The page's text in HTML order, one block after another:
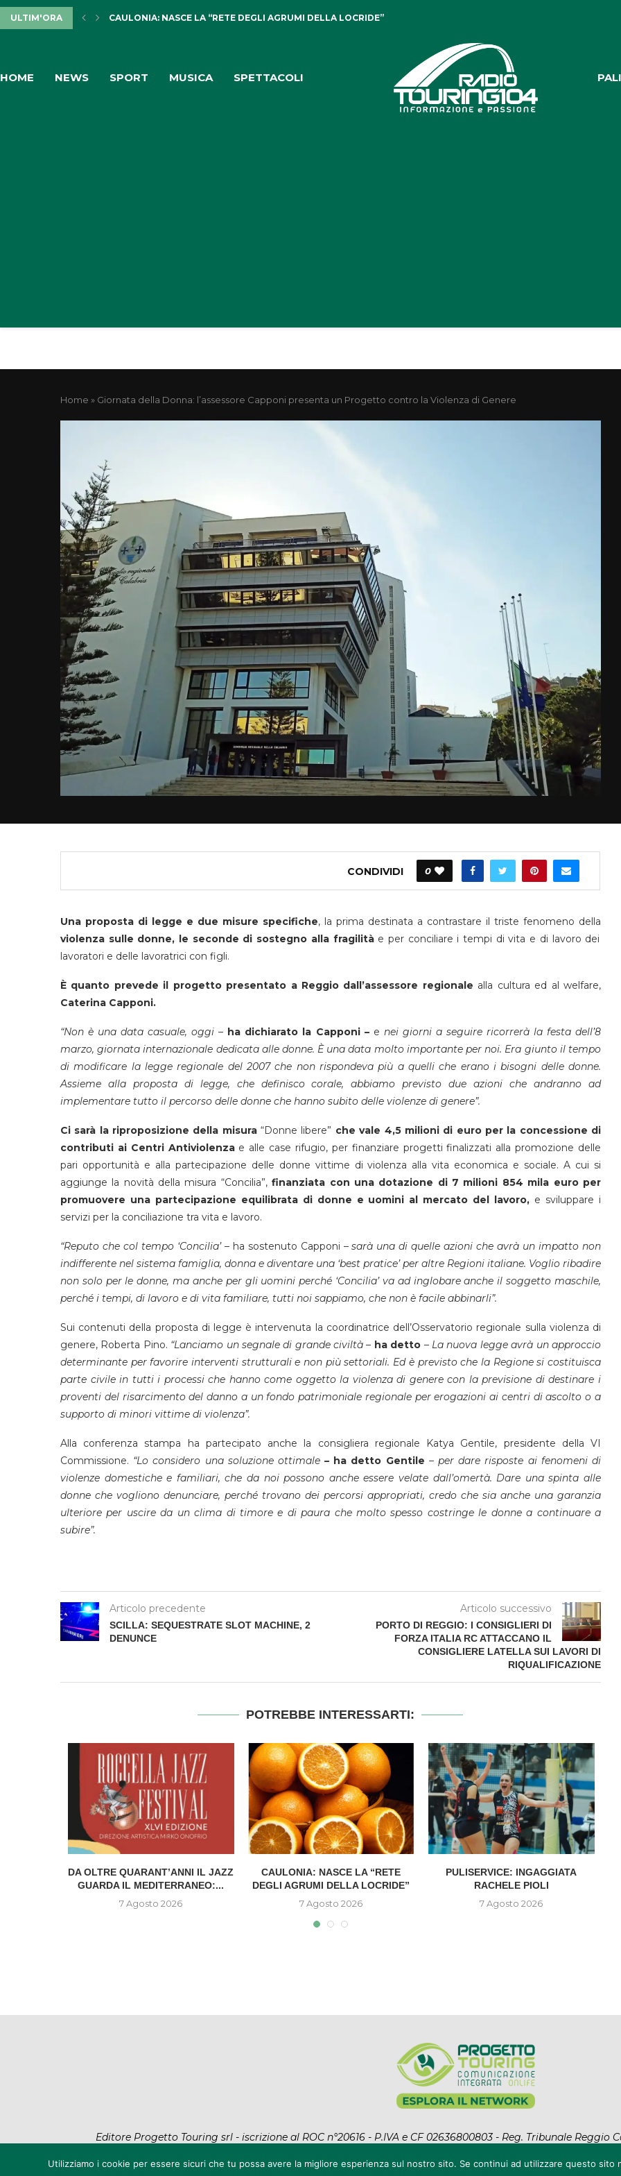
ULTIM'ORA CAULONIA: NASCE LA “RETE DEGLI AGRUMI DELLA LOCRIDE”
HOME NEWS SPORT MUSICA SPETTACOLI
Home » Giornata della Donna: l’assessore Capponi presenta un Progetto contro la Violenza di Genere
CONDIVIDI 0
Una proposta di legge e due misure specifiche, la prima destinata a contrastare il triste fenomeno della
violenza sulle donne, le seconde di sostegno alla fragilitàe per conciliare i tempi di vita e di lavoro dei
lavoratori e delle lavoratrici con figli.
È quanto prevede il progetto presentato a Reggio dall’assessore regionale alla cultura ed al welfare,
Caterina Capponi.
“Non è una data casuale, oggi – ha dichiarato la Capponi –e nei giorni a seguire ricorrerà la festa dell’8
marzo, giornata internazionale dedicata alle donne. È una data molto importante per noi. Era giunto il tempo
di modificare la legge regionale del 2007 che non rispondeva più a quelli che erano i bisogni delle donne.
Assieme alla proposta di legge, che definisco corale, abbiamo previsto due azioni che andranno ad
implementare tutto il percorso delle donne che hanno subito delle violenze di genere”.
Ci sarà la riproposizione della misura“Donne libere” che vale 4,5 milioni di euro per la concessione di
contributi ai Centri Antiviolenzae alle case rifugio, per finanziare progetti finalizzati alla promozione delle
pari opportunità e alla partecipazione delle donne vittime di violenza alla vita economica e sociale. A cui si
aggiunge la novità della misura “Concilia”,finanziata con una dotazione di 7 milioni 854 mila euro per
promuovere una partecipazione equilibrata di donne e uomini al mercato del lavoro, e sviluppare i
servizi per la conciliazione tra vita e lavoro.
“Reputo che col tempo ‘Concilia’– ha sostenuto Capponi –sarà una di quelle azioni che avrà un impatto non
indifferente nel sistema famiglia, donna e diventare una ‘best pratice’ per altre Regioni italiane. Voglio ribadire
non solo per le donne, ma anche per gli uomini perché ‘Concilia’ va ad inglobare anche il soggetto maschile,
perché i tempi, di lavoro e di vita familiare, tutti noi sappiamo, che non è facile abbinarli”.
Sui contenuti della proposta di legge è intervenuta la coordinatrice dell’Osservatorio regionale sulla violenza di
genere, Roberta Pino. “Lanciamo un segnale di grande civiltà – ha detto – La nuova legge avrà un approccio
determinante per favorire interventi strutturali e non più settoriali. Ed è previsto che la Regione si costituisca
parte civile in tutti i processi che hanno come oggetto la violenza di genere con la previsione di destinare i
proventi del risarcimento del danno a un fondo patrimoniale regionale per erogazioni ai centri di ascolto o a
supporto di minori vittime di violenza”.
Alla conferenza stampa ha partecipato anche la consigliera regionale Katya Gentile, presidente della VI
Commissione. “Lo considero una soluzione ottimale– ha detto Gentile – per dare risposte ai fenomeni di
violenze domestiche e familiari, che da noi possono anche essere velate dall’omertà. Dare una spinta alle
donne che vogliono denunciare, perché trovano dei percorsi appropriati, credo che sia anche una garanzia
ulteriore per uscire da un clima di timore e di paura che molto spesso costringe le donne a continuare a
subire”.
Articolo precedente
SCILLA: SEQUESTRATE SLOT MACHINE, 2
DENUNCE
Articolo successivo
PORTO DI REGGIO: I CONSIGLIERI DI
FORZA ITALIA RC ATTACCANO IL
CONSIGLIERE LATELLA SUI LAVORI DI
RIQUALIFICAZIONE
POTREBBE INTERESSARTI:
DA OLTRE QUARANT’ANNI IL JAZZ
GUARDA IL MEDITERRANEO:...
7 Agosto 2026
CAULONIA: NASCE LA “RETE
DEGLI AGRUMI DELLA LOCRIDE”
7 Agosto 2026
PULISERVICE: INGAGGIATA
RACHELE PIOLI
7 Agosto 2026
Editore Progetto Touring srl - iscrizione al ROC n°20616 - P.IVA e CF 02636800803 - Reg. Tribunale Reggio
Utilizziamo i cookie per essere sicuri che tu possa avere la migliore esperienza sul nostro sito. Se continui ad utilizzare questo sito